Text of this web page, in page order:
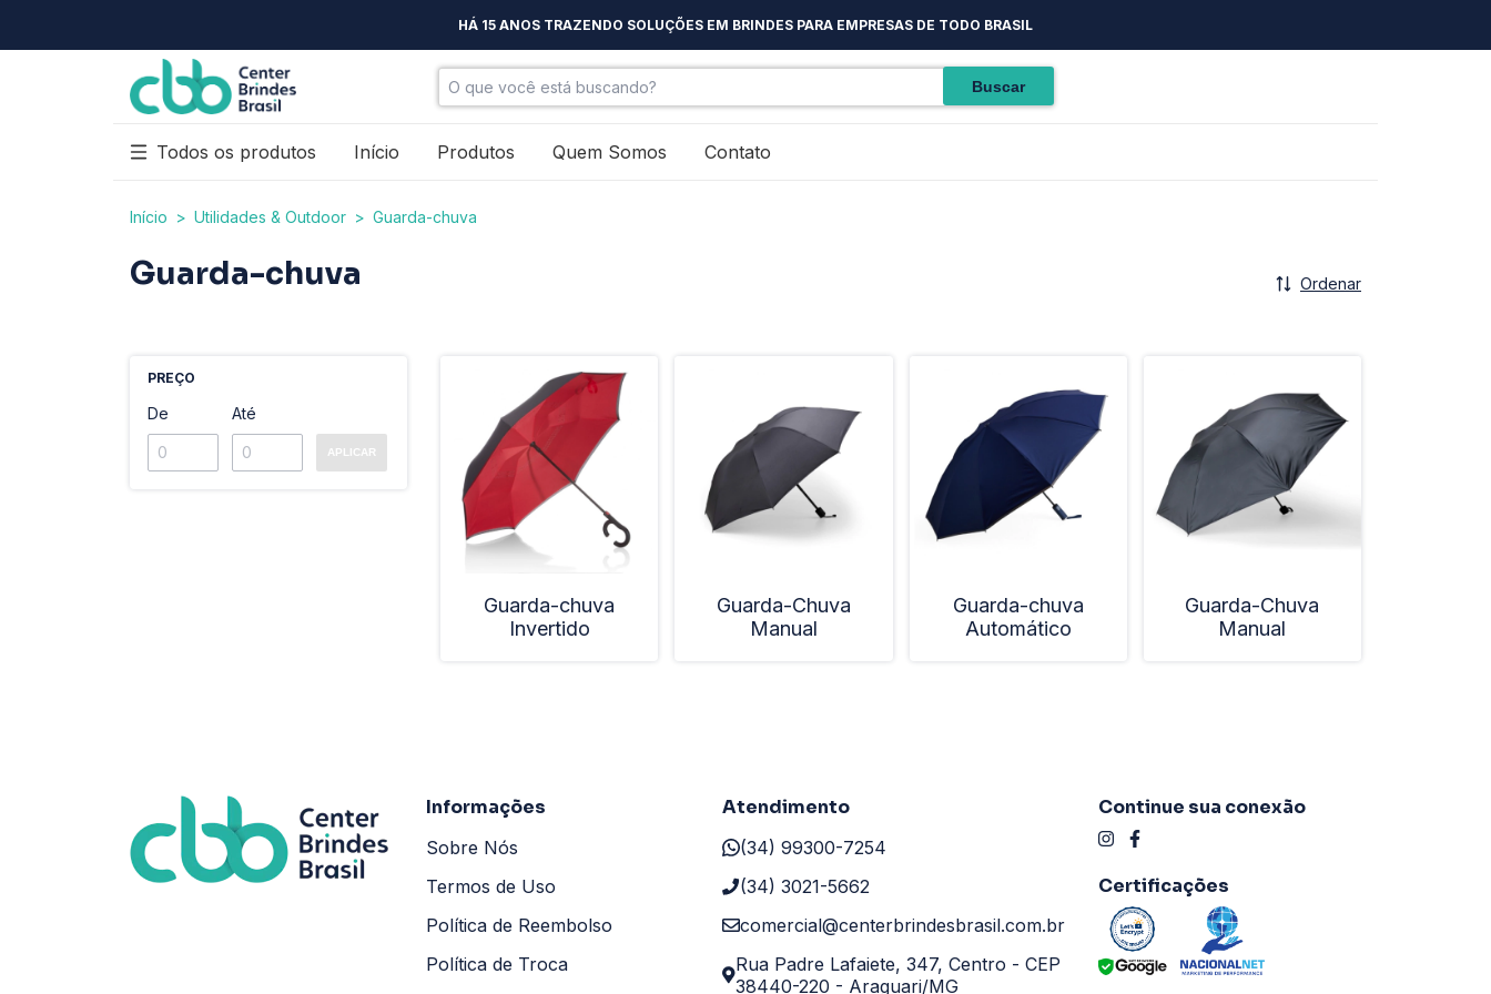
HÁ 15 ANOS TRAZENDO SOLUÇÕES EM BRINDES PARA EMPRESAS DE TODO BRASIL
Todos os produtos Início Produtos Quem Somos Contato
Início > Utilidades & Outdoor > Guarda-chuva
Guarda-chuva Ordenar
PREÇO
De Até
APLICAR
Guarda-chuva
Invertido
Guarda-Chuva
Manual
Guarda-chuva
Automático
Guarda-Chuva
Manual
Informações
Sobre Nós
Termos de Uso
Política de Reembolso
Política de Troca
Atendimento
(34) 99300-7254
(34) 3021-5662
comercial@centerbrindesbrasil.com.br
Rua Padre Lafaiete, 347, Centro - CEP
38440-220 - Araguari/MG
Continue sua conexão
Certificações